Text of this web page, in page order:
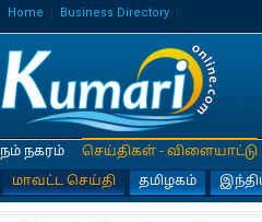
Home Business Directory
நம் நகரம்
செய்திகள் - விளையாட்டு
மாவட்ட செய்தி
தமிழகம்